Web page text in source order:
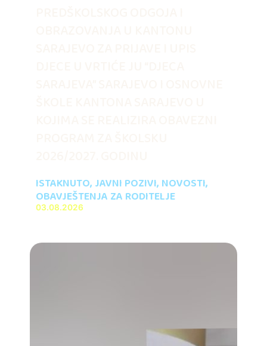
ISTAKNUTO, JAVNI POZIVI, NOVOSTI,
OBAVJEŠTENJA ZA RODITELJE
03.08.2026